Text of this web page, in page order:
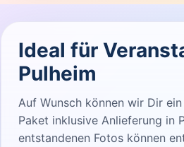
Ideal für
Pulheim
Auf Wunsch können wir Dir
Paket inklusive Anlieferung in
entstandenen Fotos können